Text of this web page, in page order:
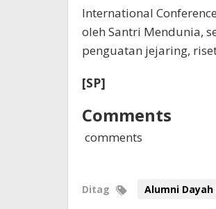
International
oleh Santri Mendunia,
penguatan jejaring,
[SP]
Comments
comments
Ditag Alumni